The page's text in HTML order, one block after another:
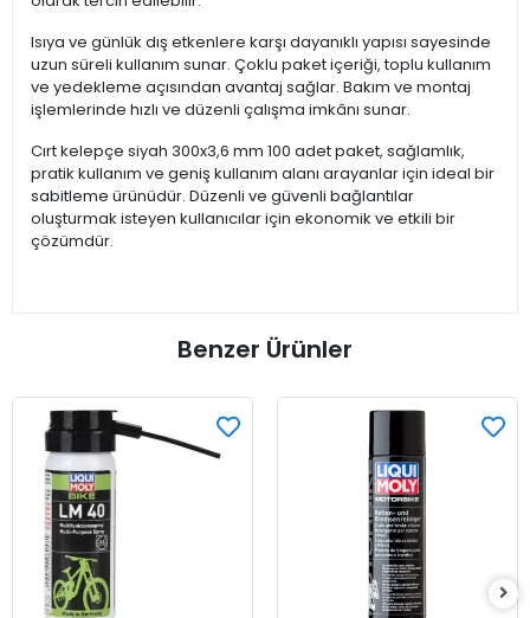
Isıya ve günlük dış etkenlere karşı dayanıklı yapısı sayesinde
uzun süreli kullanım sunar. Çoklu paket içeriği, toplu kullanım
ve yedekleme açısından avantaj sağlar. Bakım ve montaj
işlemlerinde hızlı ve düzenli çalışma imkânı sunar.
Cırt kelepçe siyah 300x3,6 mm 100 adet paket, sağlamlık,
pratik kullanım ve geniş kullanım alanı arayanlar için ideal bir
sabitleme ürünüdür. Düzenli ve güvenli bağlantılar
oluşturmak isteyen kullanıcılar için ekonomik ve etkili bir
çözümdür.
Benzer Ürünler